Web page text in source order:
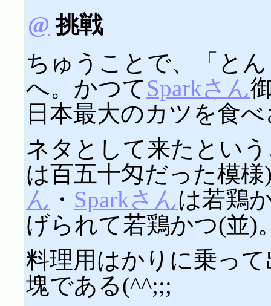
@ 挑戦
ちゅうことで、「と
へ。かつてSparkさん
日本最大のカツを食
ネタとして来たとい
は百五十匁だった模
ん ・ Sparkさんは若鶏
げられて若鶏かつ(並)
料理用はかりに乗っ
塊である(^^;;;